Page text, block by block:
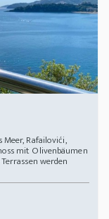
Rafailovići,
mit Olivenbäumen
werden